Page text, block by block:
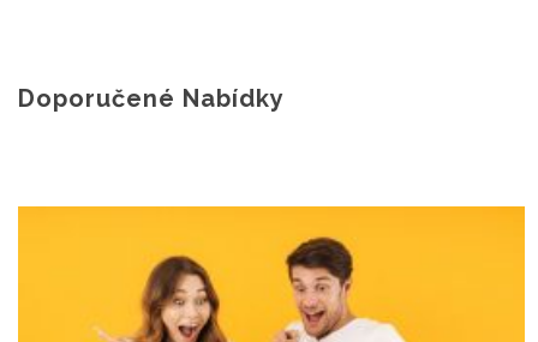
Doporučené Nabídky